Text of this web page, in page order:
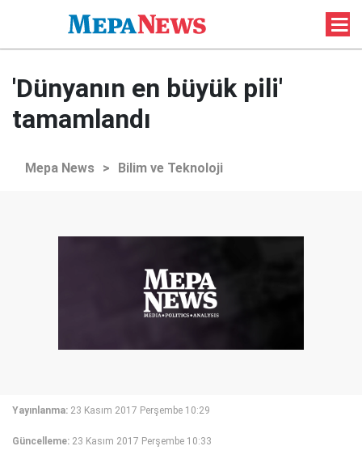
'Dünyanın en büyük pili'
tamamlandı
Mepa News > Bilim ve Teknoloji
Yayınlanma: 23 Kasım 2017 Perşembe 10:29
Güncelleme: 23 Kasım 2017 Perşembe 10:33